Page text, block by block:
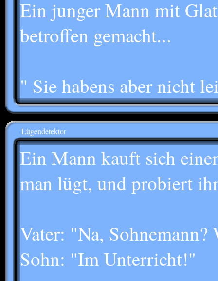
Ein junger Mann mit
betroffen gemacht...
" Sie habens aber nicht
Lügendetektor
Ein Mann kauft sich
man lügt, und probiert
Vater: "Na,
Sohn: "Im Unterricht!"